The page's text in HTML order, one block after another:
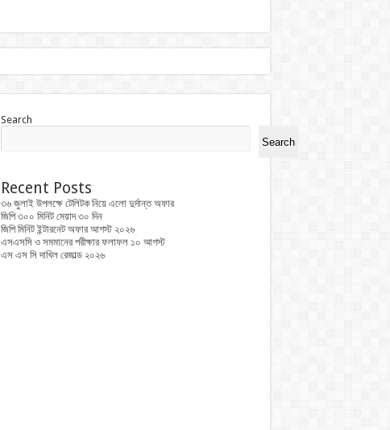
Search
Search
Recent Posts
৩৬ জুলাই উপলক্ষে টেলিটক নিয়ে এলো দুর্দান্ত অফার
জিপি ৩০০ মিনিট মেয়াদ ৩০ দিন
জিপি মিনিট ইন্টারনেট অফার আগস্ট ২০২৬
এসএসসি ও সমমানের পরীক্ষার ফলাফল ১০ আগস্ট
এস এস সি দাখিল রেজাল্ড ২০২৬